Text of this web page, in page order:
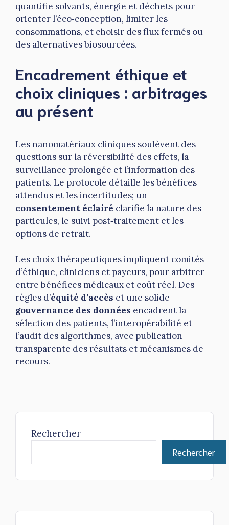
quantifie solvants, énergie et déchets pour
orienter l’éco‑conception, limiter les
consommations, et choisir des flux fermés ou
des alternatives biosourcées.
Encadrement éthique et
choix cliniques : arbitrages
au présent
Les nanomatériaux cliniques soulèvent des
questions sur la réversibilité des effets, la
surveillance prolongée et l’information des
patients. Le protocole détaille les bénéfices
attendus et les incertitudes; un
consentement éclairé clarifie la nature des
particules, le suivi post‑traitement et les
options de retrait.
Les choix thérapeutiques impliquent comités
d’éthique, cliniciens et payeurs, pour arbitrer
entre bénéfices médicaux et coût réel. Des
règles d’équité d’accès et une solide
gouvernance des données encadrent la
sélection des patients, l’interopérabilité et
l’audit des algorithmes, avec publication
transparente des résultats et mécanismes de
recours.
Rechercher
Rechercher